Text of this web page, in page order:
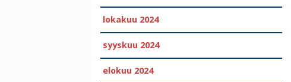
lokakuu 2024
syyskuu 2024
elokuu 2024